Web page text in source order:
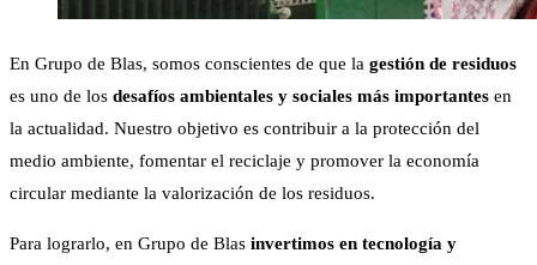
En Grupo de Blas, somos conscientes de que la gestión de residuos
es uno de los desafíos ambientales y sociales más importantes en
la actualidad. Nuestro objetivo es contribuir a la protección del
medio ambiente, fomentar el reciclaje y promover la economía
circular mediante la valorización de los residuos.
Para lograrlo, en Grupo de Blas invertimos en tecnología y